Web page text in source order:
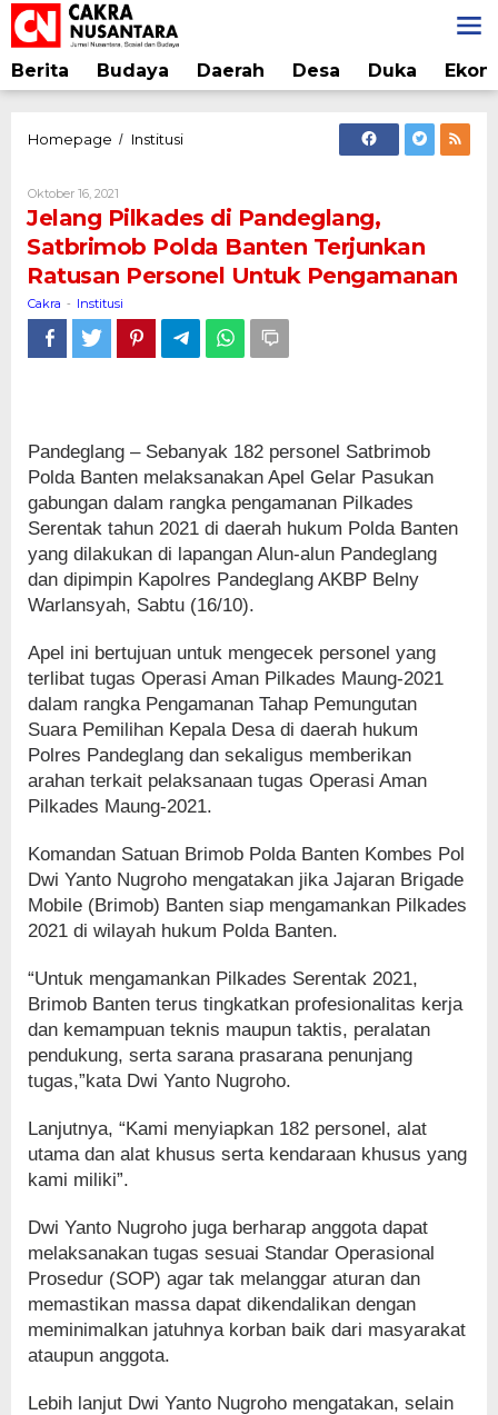
Lewati
ke
konten
Berita Budaya Daerah Desa Duka
Homepage / InstitusiJelang
Pandeglang,
Satbrimob
Polda
Banten
Ratusan
Personel
Untuk
Oktober 16, 2021
Cakra
Jelang Pilkades di Pandeglang,
Satbrimob Polda Banten Terjunkan
Ratusan Personel Untuk Pengamanan
Cakra - Institusi
Pandeglang – Sebanyak 182 personel Satbrimob
Polda Banten melaksanakan Apel Gelar Pasukan
gabungan dalam rangka pengamanan Pilkades
Serentak tahun 2021 di daerah hukum Polda Banten
yang dilakukan di lapangan Alun-alun Pandeglang
dan dipimpin Kapolres Pandeglang AKBP Belny
Warlansyah, Sabtu (16/10).
Apel ini bertujuan untuk mengecek personel yang
terlibat tugas Operasi Aman Pilkades Maung-2021
dalam rangka Pengamanan Tahap Pemungutan
Suara Pemilihan Kepala Desa di daerah hukum
Polres Pandeglang dan sekaligus memberikan
arahan terkait pelaksanaan tugas Operasi Aman
Pilkades Maung-2021.
Komandan Satuan Brimob Polda Banten Kombes Pol
Dwi Yanto Nugroho mengatakan jika Jajaran Brigade
Mobile (Brimob) Banten siap mengamankan Pilkades
2021 di wilayah hukum Polda Banten.
“Untuk mengamankan Pilkades Serentak 2021,
Brimob Banten terus tingkatkan profesionalitas kerja
dan kemampuan teknis maupun taktis, peralatan
pendukung, serta sarana prasarana penunjang
tugas,”kata Dwi Yanto Nugroho.
Lanjutnya, “Kami menyiapkan 182 personel, alat
utama dan alat khusus serta kendaraan khusus yang
kami miliki”.
Dwi Yanto Nugroho juga berharap anggota dapat
melaksanakan tugas sesuai Standar Operasional
Prosedur (SOP) agar tak melanggar aturan dan
memastikan massa dapat dikendalikan dengan
meminimalkan jatuhnya korban baik dari masyarakat
ataupun anggota.
Lebih lanjut Dwi Yanto Nugroho mengatakan, selain